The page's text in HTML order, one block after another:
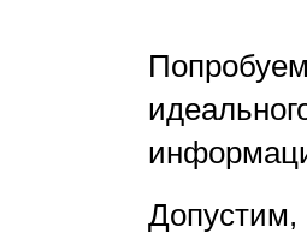
Допустим,